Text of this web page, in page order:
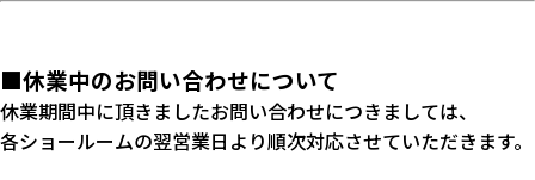
■休業中のお問い合わせについて
休業期間中に頂きましたお問い合わせにつきましては、
各ショールームの翌営業日より順次対応させていただきます。